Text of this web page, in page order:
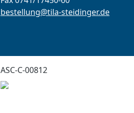
bestellung@tila-steidinger.de
ASC-C-00812